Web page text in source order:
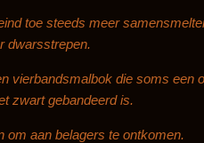
toe steeds meer
dwarsstrepen.
vierbandsmalbokdie soms een
zwart gebandeerd is.
om aan belagers te ontkomen.